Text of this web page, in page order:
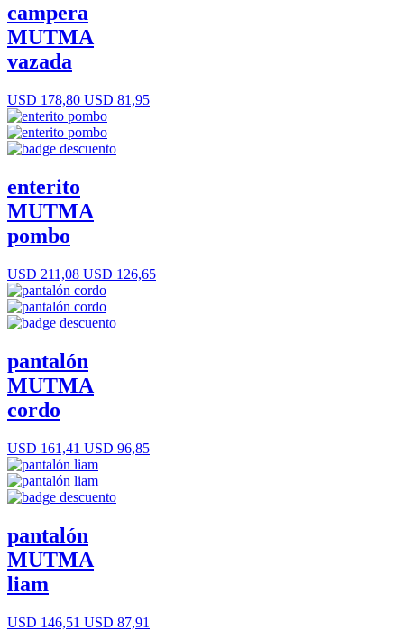
campera
MUTMA
vazada
USD 178,80 USD 81,95
enterito
MUTMA
pombo
USD 211,08 USD 126,65
pantalón
MUTMA
cordo
USD 161,41 USD 96,85
pantalón
MUTMA
liam
USD 146,51 USD 87,91